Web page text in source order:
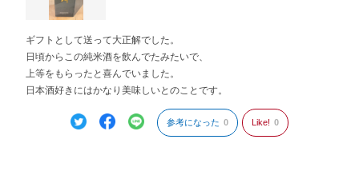
ギフトとして送って大正解でした。
日頃からこの純米酒を飲んでたみたいで、
上等をもらったと喜んでいました。
日本酒好きにはかなり美味しいとのことです。
参考になった 0 Like! 0